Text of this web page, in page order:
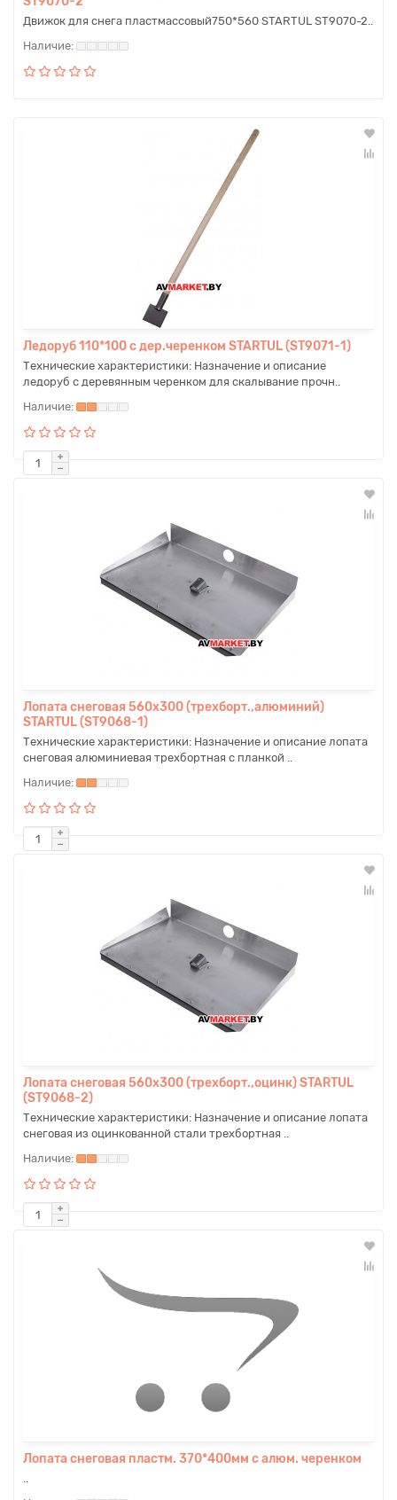
Движок для снега пластмассовый750*560 STARTUL ST9070-2..
Ледоруб 110*100 с дер.черенком STARTUL (ST9071-1)
Технические характеристики: Назначение и описание
ледоруб с деревянным черенком для скалывание прочн..
Лопата снеговая 560х300 (трехборт.,алюминий)
STARTUL (ST9068-1)
Технические характеристики: Назначение и описание лопата
снеговая алюминиевая трехбортная с планкой ..
Лопата снеговая 560х300 (трехборт.,оцинк) STARTUL
(ST9068-2)
Технические характеристики: Назначение и описание лопата
снеговая из оцинкованной стали трехбортная ..
Лопата снеговая пластм. 370*400мм с алюм. черенком
..